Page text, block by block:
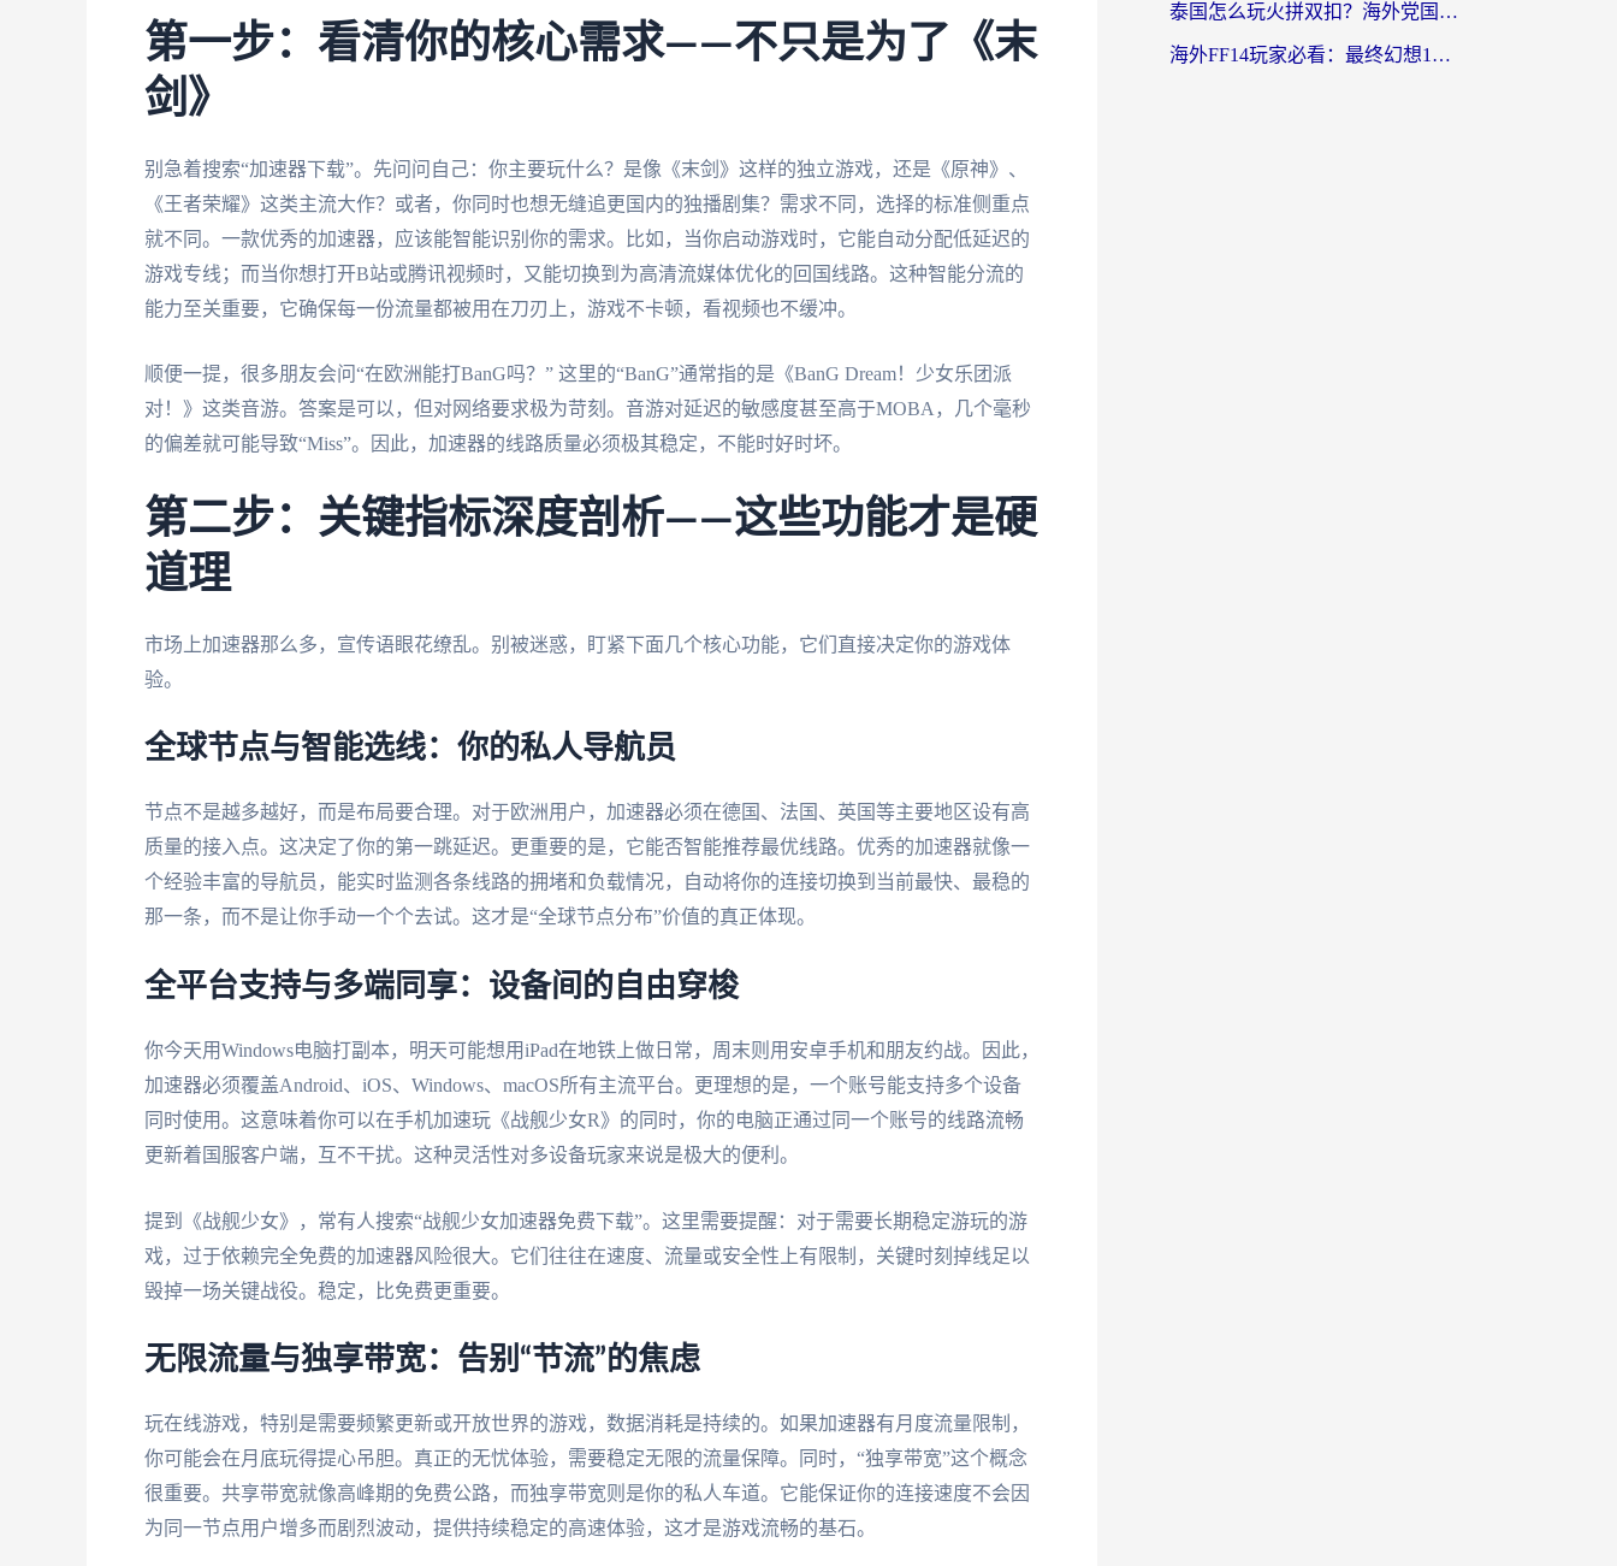
第一步：看清你的核心需求——不只是为了《末
剑》
别急着搜索“加速器下载”。先问问自己：你主要玩什么？是像《末剑》这样的独立游戏，还是《原神》、
《王者荣耀》这类主流大作？或者，你同时也想无缝追更国内的独播剧集？需求不同，选择的标准侧重点
就不同。一款优秀的加速器，应该能智能识别你的需求。比如，当你启动游戏时，它能自动分配低延迟的
游戏专线；而当你想打开B站或腾讯视频时，又能切换到为高清流媒体优化的回国线路。这种智能分流的
能力至关重要，它确保每一份流量都被用在刀刃上，游戏不卡顿，看视频也不缓冲。
顺便一提，很多朋友会问“在欧洲能打BanG吗？” 这里的“BanG”通常指的是《BanG Dream！少女乐团派
对！》这类音游。答案是可以，但对网络要求极为苛刻。音游对延迟的敏感度甚至高于MOBA，几个毫秒
的偏差就可能导致“Miss”。因此，加速器的线路质量必须极其稳定，不能时好时坏。
第二步：关键指标深度剖析——这些功能才是硬
道理
市场上加速器那么多，宣传语眼花缭乱。别被迷惑，盯紧下面几个核心功能，它们直接决定你的游戏体
验。
全球节点与智能选线：你的私人导航员
节点不是越多越好，而是布局要合理。对于欧洲用户，加速器必须在德国、法国、英国等主要地区设有高
质量的接入点。这决定了你的第一跳延迟。更重要的是，它能否智能推荐最优线路。优秀的加速器就像一
个经验丰富的导航员，能实时监测各条线路的拥堵和负载情况，自动将你的连接切换到当前最快、最稳的
那一条，而不是让你手动一个个去试。这才是“全球节点分布”价值的真正体现。
全平台支持与多端同享：设备间的自由穿梭
你今天用Windows电脑打副本，明天可能想用iPad在地铁上做日常，周末则用安卓手机和朋友约战。因此，
加速器必须覆盖Android、iOS、Windows、macOS所有主流平台。更理想的是，一个账号能支持多个设备
同时使用。这意味着你可以在手机加速玩《战舰少女R》的同时，你的电脑正通过同一个账号的线路流畅
更新着国服客户端，互不干扰。这种灵活性对多设备玩家来说是极大的便利。
提到《战舰少女》，常有人搜索“战舰少女加速器免费下载”。这里需要提醒：对于需要长期稳定游玩的游
戏，过于依赖完全免费的加速器风险很大。它们往往在速度、流量或安全性上有限制，关键时刻掉线足以
毁掉一场关键战役。稳定，比免费更重要。
无限流量与独享带宽：告别“节流”的焦虑
玩在线游戏，特别是需要频繁更新或开放世界的游戏，数据消耗是持续的。如果加速器有月度流量限制，
你可能会在月底玩得提心吊胆。真正的无忧体验，需要稳定无限的流量保障。同时，“独享带宽”这个概念
很重要。共享带宽就像高峰期的免费公路，而独享带宽则是你的私人车道。它能保证你的连接速度不会因
为同一节点用户增多而剧烈波动，提供持续稳定的高速体验，这才是游戏流畅的基石。
泰国怎么玩火拼双扣？海外党国服游戏加速终极指南（附暗区突围植物大战僵尸实测）
海外FF14玩家必看：最终幻想14国外加速器下载安装全攻略+卡顿解决秘籍